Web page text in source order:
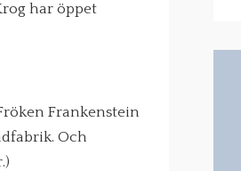
har öppet
Frankenstein
Och